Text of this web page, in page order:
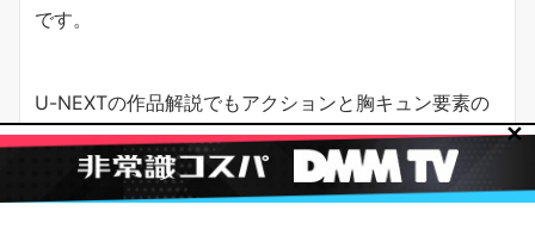
です。
U-NEXTの作品解説でもアクションと胸キュン要素の
両立が見どころとして触れられています。
まずは第1話を視聴し、夜の潜入アクションとヒロイ
ンとの距離感の変化に注目しましょう。
✕